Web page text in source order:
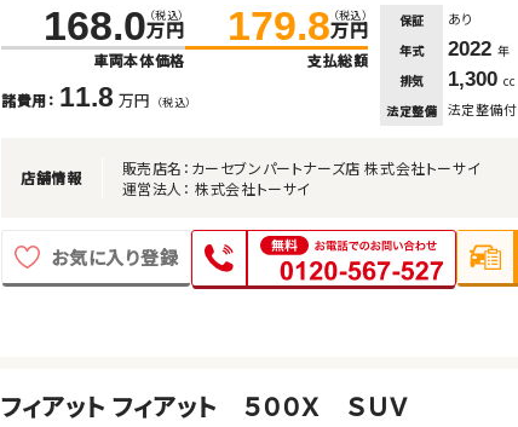
168.0 （税込）
万円
車両本体価格
179.8 （税込）
万円
支払総額
諸費用： 11.8 万円 （税込）
保証 あり
年式 2022 年
排気
1,300 cc
法定整備 法定整備付
店舗情報
販売店名：カーセブンパートナーズ店 株式会社トーサイ
運営法人： 株式会社トーサイ
お気に入り登録
フィアット フィアット ５００Ｘ ＳＵＶ